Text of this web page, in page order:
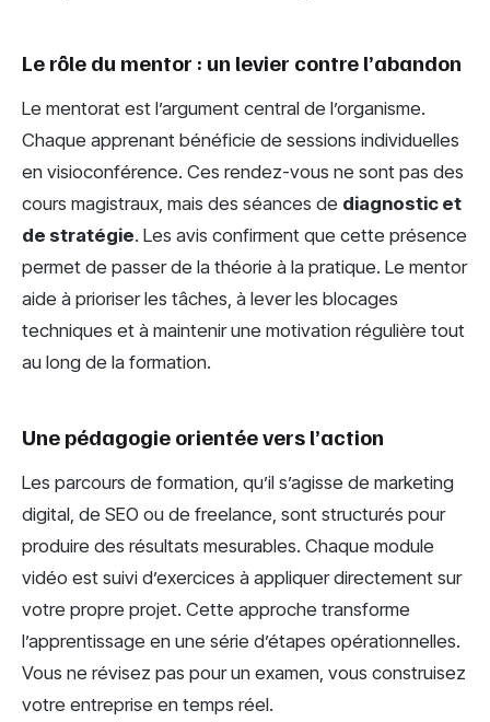
Le rôle du mentor : un levier contre l’abandon
Le mentorat est l’argument central de l’organisme.
Chaque apprenant bénéficie de sessions individuelles
en visioconférence. Ces rendez-vous ne sont pas des
cours magistraux, mais des séances de diagnostic et
de stratégie. Les avis confirment que cette présence
permet de passer de la théorie à la pratique. Le mentor
aide à prioriser les tâches, à lever les blocages
techniques et à maintenir une motivation régulière tout
au long de la formation.
Une pédagogie orientée vers l’action
Les parcours de formation, qu’il s’agisse de marketing
digital, de SEO ou de freelance, sont structurés pour
produire des résultats mesurables. Chaque module
vidéo est suivi d’exercices à appliquer directement sur
votre propre projet. Cette approche transforme
l’apprentissage en une série d’étapes opérationnelles.
Vous ne révisez pas pour un examen, vous construisez
votre entreprise en temps réel.